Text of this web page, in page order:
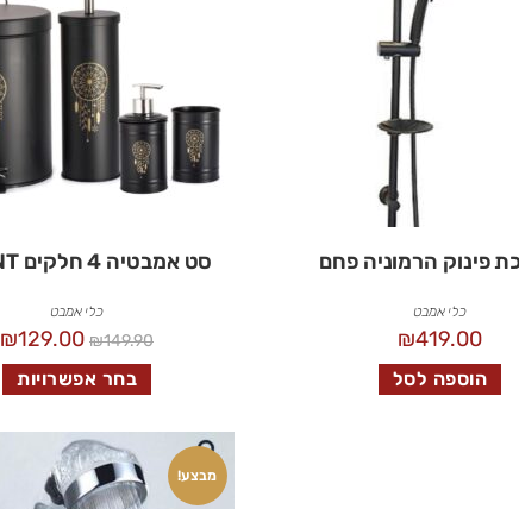
פינוק הרמוניה פחם
כלי אמבט
₪419.00
הוספה לסל
סט אמבטיה 4 חלקים ORIENT
כלי אמבט
₪149.90
₪129.00
בחר אפשרויות
מבצע!